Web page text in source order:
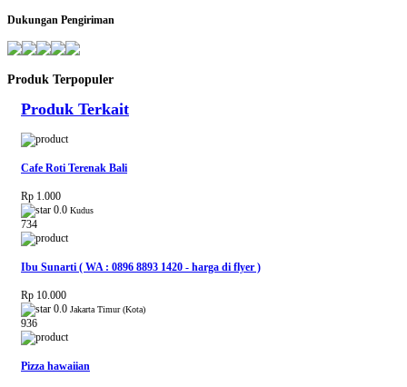
Dukungan Pengiriman
Produk Terpopuler
Produk Terkait
Cafe Roti Terenak Bali
Rp 1.000
0.0 Kudus
734
Ibu Sunarti ( WA : 0896 8893 1420 - harga di flyer )
Rp 10.000
0.0 Jakarta Timur (Kota)
936
Pizza hawaiian